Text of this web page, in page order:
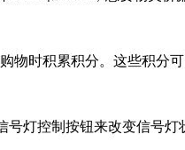
物时积累积分。这些积分
灯控制按钮来改变信号灯